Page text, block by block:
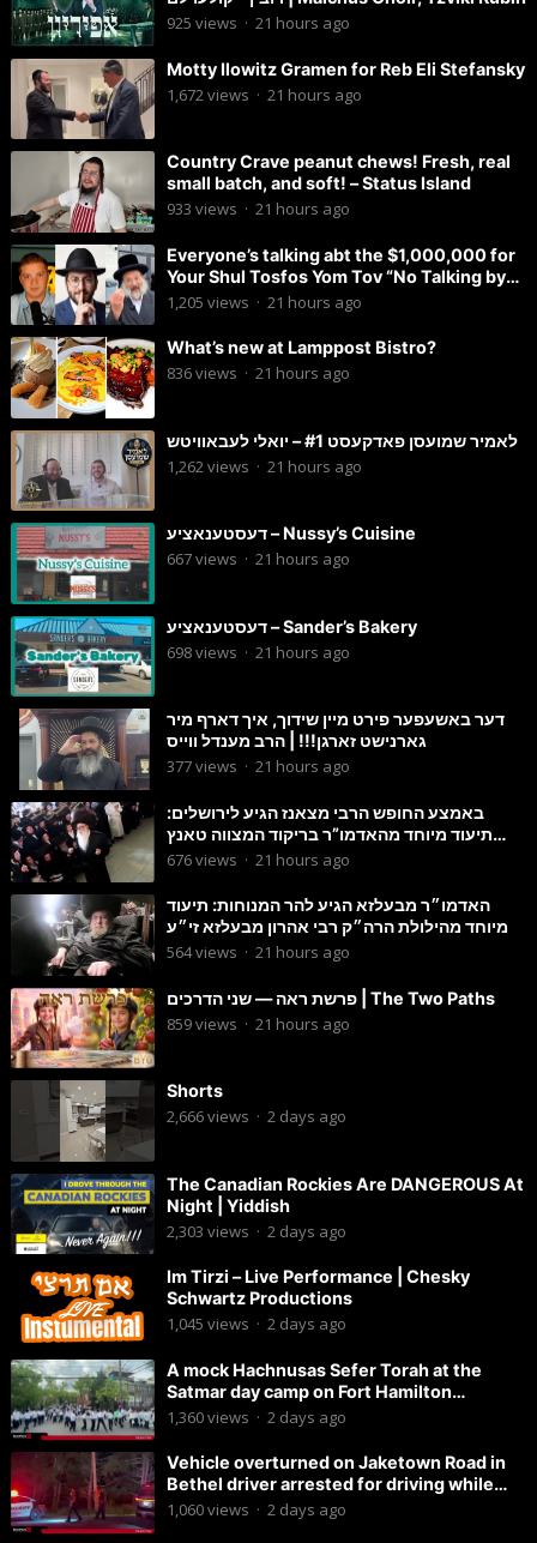
925 views · 21 hours ago
Motty Ilowitz Gramen for Reb Eli Stefansky
1,672views · 21 hours ago
Country Crave peanut chews! Fresh, real
small batch, and soft! – Status Island
933 views · 21 hours ago
Everyone’s talking abt the $1,000,000 for
Your Shul Tosfos Yom Tov “No Talking by
Davening” movement
1,205 views · 21 hours ago
What’s new at Lamppost Bistro?
836views · 21 hours ago
לאמיר שמועסן פאדקעסט #1 – יואלי לעבאוויטש
1,262views · 21 hours ago
דעסטענאציע – Nussy’s Cuisine
667views · 21 hours ago
דעסטענאציע – Sander’s Bakery
698views · 21 hours ago
דער באשעפער פירט מיין שידוך, איך דארף מיר
גארנישט זארגן!!! | הרב מענדל ווייס
377views · 21 hours ago
באמצע החופש הרבי מצאנז הגיע לירושלים:
תיעוד מיוחד מהאדמו”ר בריקוד המצווה טאנץ
בשמחת בית סטרפקוב
676views · 21 hours ago
האדמו״ר מבעלזא הגיע להר המנוחות: תיעוד
מיוחד מהילולת הרה״ק רבי אהרון מבעלזא זי״ע
564views · 21 hours ago
פרשת ראה — שני הדרכים | The Two Paths
859views · 21 hours ago
Shorts
2,666views · 2 days ago
The Canadian Rockies Are DANGEROUS At
Night | Yiddish
2,303 views · 2 days ago
Im Tirzi – Live Performance | Chesky
Schwartz Productions
1,045 views · 2 days ago
A mock Hachnusas Sefer Torah at the
Satmar day camp on Fort Hamilton
Parkway.
1,360views · 2 days ago
Vehicle overturned on Jaketown Road in
Bethel driver arrested for driving while
intoxicated.
1,060views · 2 days ago